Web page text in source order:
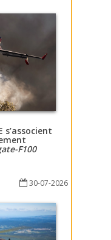
s’associent
F100
30-07-2026